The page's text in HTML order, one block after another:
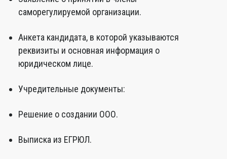
саморегулируемой организации.
Анкета кандидата, в которой указываются
реквизиты и основная информация о
юридическом лице.
Учредительные документы:
Решение о создании ООО.
Выписка из ЕГРЮЛ.